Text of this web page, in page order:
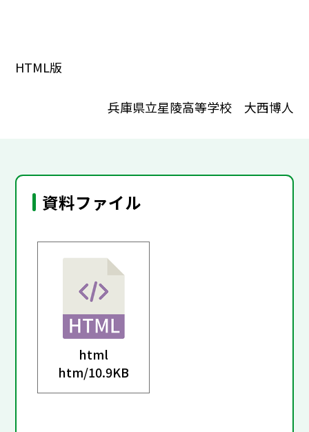
HTML版
兵庫県立星陵高等学校 大西博人
資料ファイル
html
htm/10.9KB